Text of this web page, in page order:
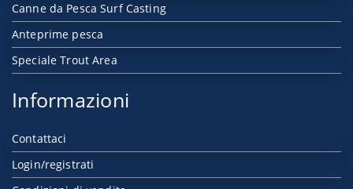
Canne da Pesca Surf Casting
Anteprime pesca
Speciale Trout Area
Informazioni
Contattaci
Login/registrati